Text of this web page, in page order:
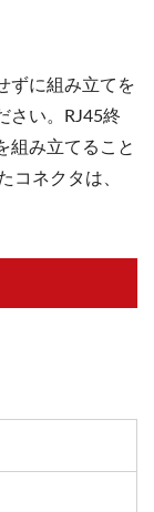
ずに組み立てを
さい。RJ45終
組み立てること
コネクタは、